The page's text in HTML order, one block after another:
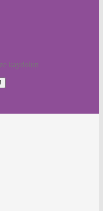
kaydolun